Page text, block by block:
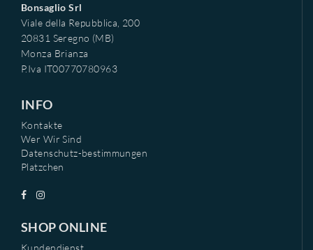
Bonsaglio Srl
Viale della Repubblica, 200
20831 Seregno (MB)
Monza Brianza
P.Iva IT00770780963
INFO
Kontakte
Wer Wir Sind
Datenschutz-bestimmungen
Platzchen
SHOP ONLINE
Kundendienst